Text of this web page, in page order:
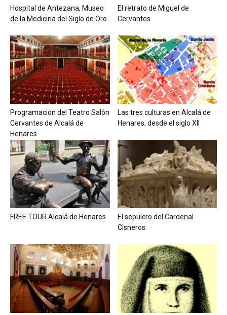
Hospital de Antezana, Museo
de la Medicina del Siglo de Oro
El retrato de Miguel de
Cervantes
Programación del Teatro Salón
Cervantes de Alcalá de
Henares
Las tres culturas en Alcalá de
Henares, desde el siglo XII
FREE TOUR Alcalá de Henares
El sepulcro del Cardenal
Cisneros